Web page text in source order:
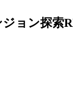
ョン探索